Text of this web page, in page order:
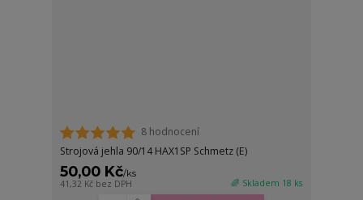
8 hodnocení
Strojová jehla 90/14 HAX1SP Schmetz (E)
50,00 Kč/ks
41,32 Kč bez DPH 🌈 Skladem 18 ks